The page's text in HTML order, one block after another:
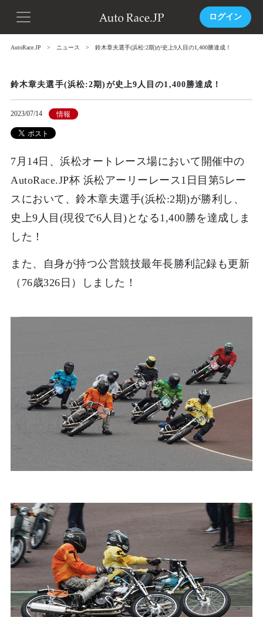
ログイン
AutoRace.JP ニュース 鈴木章夫選手(浜松:2期)が史上9人目の1,400勝達成！
鈴木章夫選手(浜松:2期)が史上9人目の1,400勝達成！
2023/07/14 情報
7月14日、浜松オートレース場において開催中の
AutoRace.JP杯 浜松アーリーレース1日目第5レー
スにおいて、鈴木章夫選手(浜松:2期)が勝利し、
史上9人目(現役で6人目)となる1,400勝を達成しま
した！
また、自身が持つ公営競技最年長勝利記録も更新
（76歳326日）しました！